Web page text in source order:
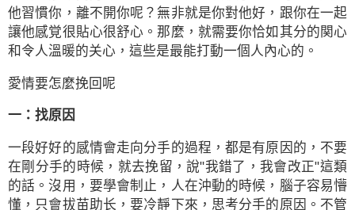
他習慣你，離不開你呢？無非就是你對他好，跟你在一起
讓他感覚很貼心很舒心。那麼，就需要你恰如其分的関心
和令人溫暖的关心，這些是最能打動一個人內心的。
愛情要怎麼挽回呢
一：找原因
一段好好的感情會走向分手的過程，都是有原因的，不要
在剛分手的時候，就去挽留，說"我錯了，我會改正"這類
的話。沒用，要學會制止，人在沖動的時候，腦子容易懵
懂，只會拔苗助长，要冷靜下來，思考分手的原因。不管